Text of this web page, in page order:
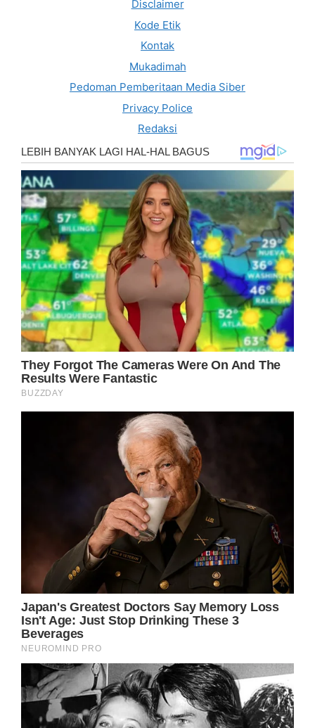
Disclaimer
Kode Etik
Kontak
Mukadimah
Pedoman Pemberitaan Media Siber
Privacy Police
Redaksi